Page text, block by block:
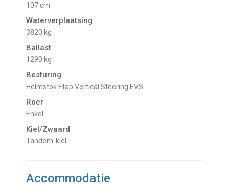
107 cm
Waterverplaatsing
3820 kg
Ballast
1290 kg
Besturing
Helmstok Etap Vertical Steering EVS
Roer
Enkel
Kiel/Zwaard
tandem-kiel
Accommodatie